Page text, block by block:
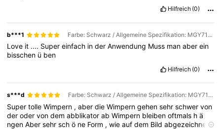
Hilfreich (0)
b***1 Farbe: Schwarz / Allgemeine Spezifikation: MGY71000-3
Love it .... Supereinfach inderAnwendung Muss manaberein
bisschen ü ben
Hilfreich (0)
s***d Farbe: Schwarz / Allgemeine Spezifikation: MGY71000-3
SupertolleWimpern ,aberdieWimperngehensehrschwervon
derodervondemabblikatorabWimpern bleibenoftmals hä
ngenAbersehrschö ne Form ,wieaufdem Bildabgezeichnet.